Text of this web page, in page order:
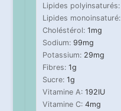
Lipides polyinsaturés:
Lipides monoinsaturé:
Choléstérol: 1mg
Sodium: 99mg
Potassium: 29mg
Fibres: 1g
Sucre: 1g
Vitamine A: 192IU
Vitamine C: 4mg